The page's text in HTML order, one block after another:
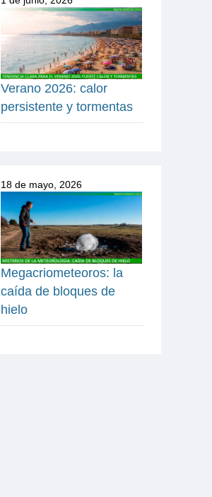
Verano 2026: calor
persistente y tormentas
18 de mayo, 2026
Megacriometeoros: la
caída de bloques de
hielo